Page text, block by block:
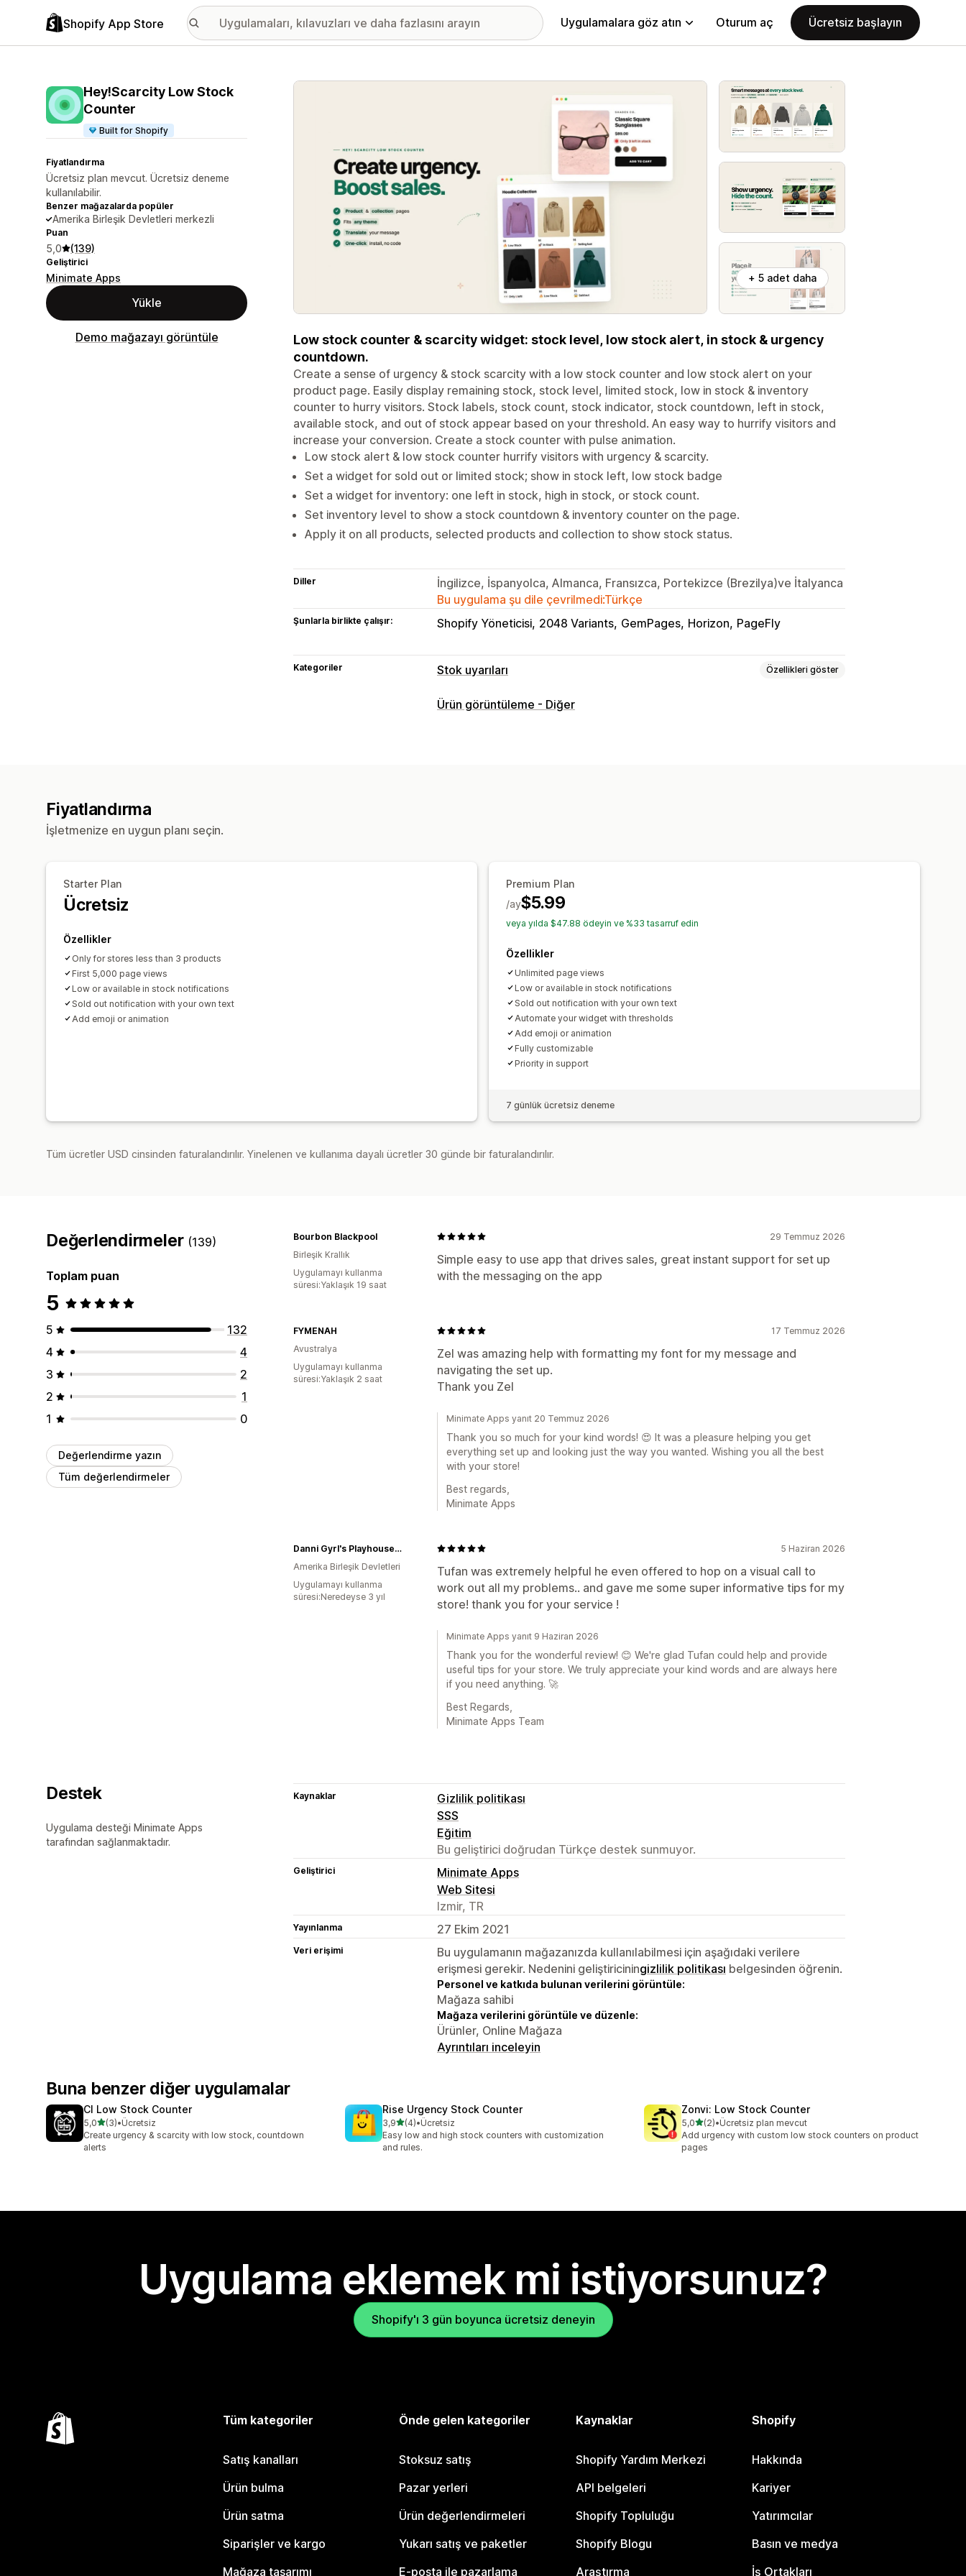
Shopify App Store Uygulamalara göz atın Oturum aç Ücretsiz başlayın
Hey!Scarcity Low Stock
Counter
Built for Shopify
Fiyatlandırma
Ücretsiz plan mevcut. Ücretsiz deneme
kullanılabilir.
Benzer mağazalarda popüler
Amerika Birleşik Devletleri merkezli
Puan
5,0 (139)
Geliştirici
Minimate Apps
Yükle
Demo mağazayı görüntüle
Öne çıkan görsel galerisi
+ 5 adet daha
Low stock counter & scarcity widget: stock level, low stock alert, in stock & urgency
countdown.
Create a sense of urgency & stock scarcity with a low stock counter and low stock alert on your
product page. Easily display remaining stock, stock level, limited stock, low in stock & inventory
counter to hurry visitors. Stock labels, stock count, stock indicator, stock countdown, left in stock,
available stock, and out of stock appear based on your threshold. An easy way to hurrify visitors and
increase your conversion. Create a stock counter with pulse animation.
Low stock alert & low stock counter hurrify visitors with urgency & scarcity.
Set a widget for sold out or limited stock; show in stock left, low stock badge
Set a widget for inventory: one left in stock, high in stock, or stock count.
Set inventory level to show a stock countdown & inventory counter on the page.
Apply it on all products, selected products and collection to show stock status.
Diller
İngilizce, İspanyolca, Almanca, Fransızca, Portekizce (Brezilya)ve İtalyanca
Bu uygulama şu dile çevrilmedi:Türkçe
Şunlarla birlikte çalışır: Shopify Yöneticisi 2048 Variants GemPages Horizon PageFly
Kategoriler Stok uyarıları Özellikleri göster
Bildirimler
Ürün görüntüleme - Diğer
Fiyatlandırma
İşletmenize en uygun planı seçin.
Starter Plan
Ücretsiz
Özellikler
Only for stores less than 3 products
First 5,000 page views
Low or available in stock notifications
Sold out notification with your own text
Add emoji or animation
Premium Plan
$5.99
/ay
veya yılda $47.88 ödeyin ve %33 tasarruf edin
Özellikler
Unlimited page views
Low or available in stock notifications
Sold out notification with your own text
Automate your widget with thresholds
Add emoji or animation
Fully customizable
Priority in support
7 günlük ücretsiz deneme
Tüm ücretler USD cinsinden faturalandırılır. Yinelenen ve kullanıma dayalı ücretler 30 günde bir faturalandırılır.
Değerlendirmeler (139)
Toplam puan
5
5
132
4
4
3
2
2
1
1
0
Değerlendirme yazın
Tüm değerlendirmeler
29 Temmuz 2026
Simple easy to use app that drives sales, great instant support for set up
with the messaging on the app
Bourbon Blackpool
Birleşik Krallık
Uygulamayı kullanma
süresi:Yaklaşık 19 saat
17 Temmuz 2026
Zel was amazing help with formatting my font for my message and
navigating the set up.
Thank you Zel
FYMENAH
Avustralya
Uygulamayı kullanma
süresi:Yaklaşık 2 saat
Minimate Apps yanıt 20 Temmuz 2026
Thank you so much for your kind words! 😍 It was a pleasure helping you get
everything set up and looking just the way you wanted. Wishing you all the best
with your store!
Best regards,
Minimate Apps
5 Haziran 2026
Tufan was extremely helpful he even offered to hop on a visual call to
work out all my problems.. and gave me some super informative tips for my
store! thank you for your service !
Danni Gyrl's Playhouse 🤸🏾‍♀️💕
Amerika Birleşik Devletleri
Uygulamayı kullanma
süresi:Neredeyse 3 yıl
Minimate Apps yanıt 9 Haziran 2026
Thank you for the wonderful review! 😊 We're glad Tufan could help and provide
useful tips for your store. We truly appreciate your kind words and are always here
if you need anything. 🚀
Best Regards,
Minimate Apps Team
Destek
Uygulama desteği Minimate Apps
tarafından sağlanmaktadır.
Kaynaklar
Gizlilik politikası
SSS
Eğitim
Bu geliştirici doğrudan Türkçe destek sunmuyor.
Geliştirici
Minimate Apps
Web Sitesi
Izmir, TR
Yayınlanma 27 Ekim 2021
Veri erişimi
Bu uygulamanın mağazanızda kullanılabilmesi için aşağıdaki verilere
erişmesi gerekir. Nedenini geliştiriciningizlilik politikası belgesinden öğrenin.
Personel ve katkıda bulunan verilerini görüntüle:
Mağaza sahibi
Mağaza verilerini görüntüle ve düzenle:
Ürünler, Online Mağaza
Ayrıntıları inceleyin
Buna benzer diğer uygulamalar
CI Low Stock Counter
5,05 yıldız üzerinden
(3)
toplam 3 değerlendirme
•Ücretsiz
Create urgency & scarcity with low stock, countdown
alerts
Rise Urgency Stock Counter
3,95 yıldız üzerinden
(4)
toplam 4 değerlendirme
•Ücretsiz
Easy low and high stock counters with customization
and rules.
Zonvi: Low Stock Counter
5,05 yıldız üzerinden
(2)
toplam 2 değerlendirme
•Ücretsiz plan mevcut
Add urgency with custom low stock counters on product
pages
Uygulama eklemek mi istiyorsunuz?
Shopify'ı 3 gün boyunca ücretsiz deneyin
Tüm kategoriler
Satış kanalları
Ürün bulma
Ürün satma
Siparişler ve kargo
Mağaza tasarımı
Önde gelen kategoriler
Stoksuz satış
Pazar yerleri
Ürün değerlendirmeleri
Yukarı satış ve paketler
E-posta ile pazarlama
Kaynaklar
Shopify Yardım Merkezi
API belgeleri
Shopify Topluluğu
Shopify Blogu
Araştırma
Shopify
Hakkında
Kariyer
Yatırımcılar
Basın ve medya
İş Ortakları